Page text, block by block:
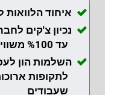
איחוד הלוואות
נכיון צ'קים
עד %100 משווי הבטוחה
השלמות הון
לתקופות
שעבודים